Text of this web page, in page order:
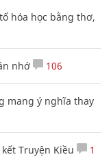
hóa học bằng thơ,
nhớ 106
mang ý nghĩa thay
Truyện Kiều 1